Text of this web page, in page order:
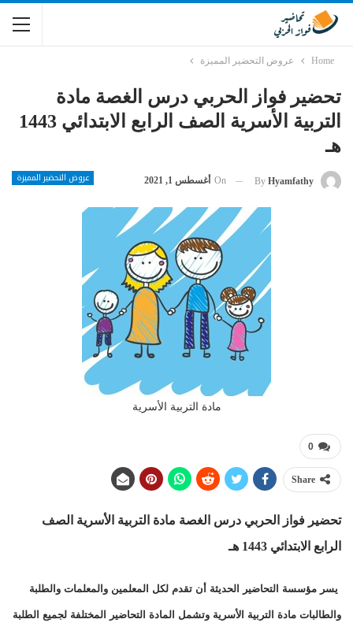
Home عروض التحضير المميزة
تحضير فواز الحربي درس الغصة مادة
التربية الأسرية الصف الرابع الابتدائي 1443
هـ
عروض التحضير المميزة By Hyamfathy
On أغسطس 1, 2021
مادة التربية الأسرية
0
Share
تحضير فواز الحربي درس الغصة مادة التربية الأسرية الصف
الرابع الابتدائي 1443 هـ
يسر مؤسسة التحاضير الحديثة أن تقدم لكل المعلمين والمعلمات والطلبة
والطالبات مادة التربية الأسرية وتشمل المادة التحاضير المختلفة لجميع الطلبة